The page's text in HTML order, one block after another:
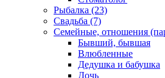
Рыбалка (23)
Свадьба (7)
Семейные, отношения
Бывший, бывшая
Влюбленные
Дедушка и бабушка
Дочь